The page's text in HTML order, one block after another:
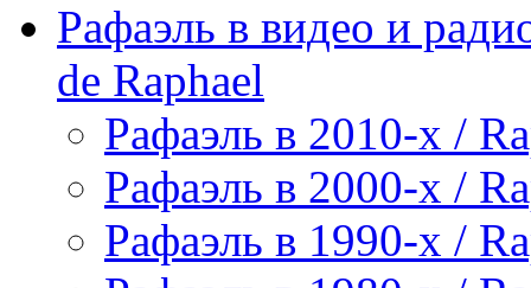
Рафаэль в видео и
de Raphael
Рафаэль в 2010-х /
Рафаэль в 2000-х /
Рафаэль в 1990-х /